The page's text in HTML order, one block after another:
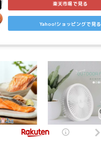
楽天市場で見る
Yahoo!ショッピングで見る